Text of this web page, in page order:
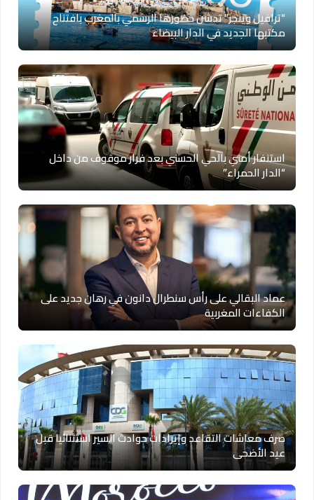
“ترافيل وينجز” تدشن حضورها الرسمي بالمغرب بافتتاح
مكتبها الجديد في الدار البيضاء
استنفار أمني بالحي الحسني بعد فرار موقوف من داخل
“الدار الحمراء”
عماد البقالي على رأس سنطرال دانون في رهان جديد على
الكفاءات المغربية
صرف معاشات التقاعد وإيرادات حوادث السير استثنائيا قبل
عيد الأضحى